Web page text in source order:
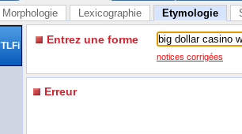
Morphologie Lexicographie Etymologie
TLFi Entrez une forme
notices corrigées
Erreur